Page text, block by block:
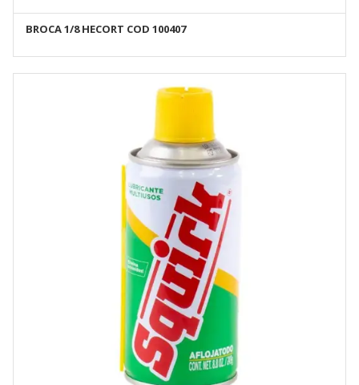
AÑADIR AL CARRITO
BROCA 1/8 HECORT COD 100407